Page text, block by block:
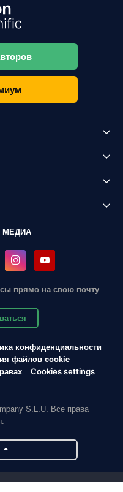
прямо на свою почту
конфиденциальности
файлов cookie
Cookies settings
S.L.U. Все права